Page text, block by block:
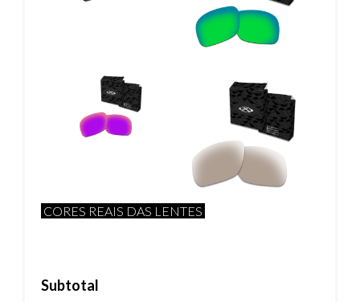
CORES REAIS DAS LENTES
Subtotal